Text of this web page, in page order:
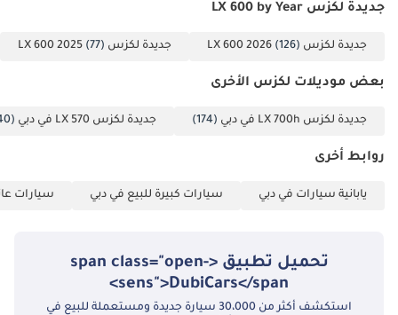
جديدة لكزس LX 600 by Year
جديدة لكزس LX 600 2026 (126) جديدة لكزس LX 600 2025 (77)
بعض موديلات لكزس الأخرى
جديدة لكزس LX 700h في دبي (174) جديدة لكزس LX 570 في دبي (40)
روابط أخرى
يابانية سيارات في دبي سيارات كبيرة للبيع في دبي سيارات
تحميل تطبيق <span class="open-
sens">DubiCars</span>
استكشف أكثر من 30،000 سيارة جديدة ومستعملة للبيع في